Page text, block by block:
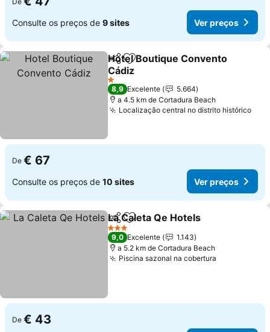
Consulte os preços de 9 sites Ver preços
PartilharAdicionar aos favoritos
Hotel Boutique Convento
Cádiz
1 Estrelas
8,9 Excelente
5.664
a 4.5 km de Cortadura Beach
Localização central no distrito histórico
De € 67
Consulte os preços de 10 sites Ver preços
PartilharAdicionar aos favoritos
La Caleta Qe Hotels
3 Estrelas
9,0 Excelente
1.143
a 5.2 km de Cortadura Beach
Piscina sazonal na cobertura
De € 43